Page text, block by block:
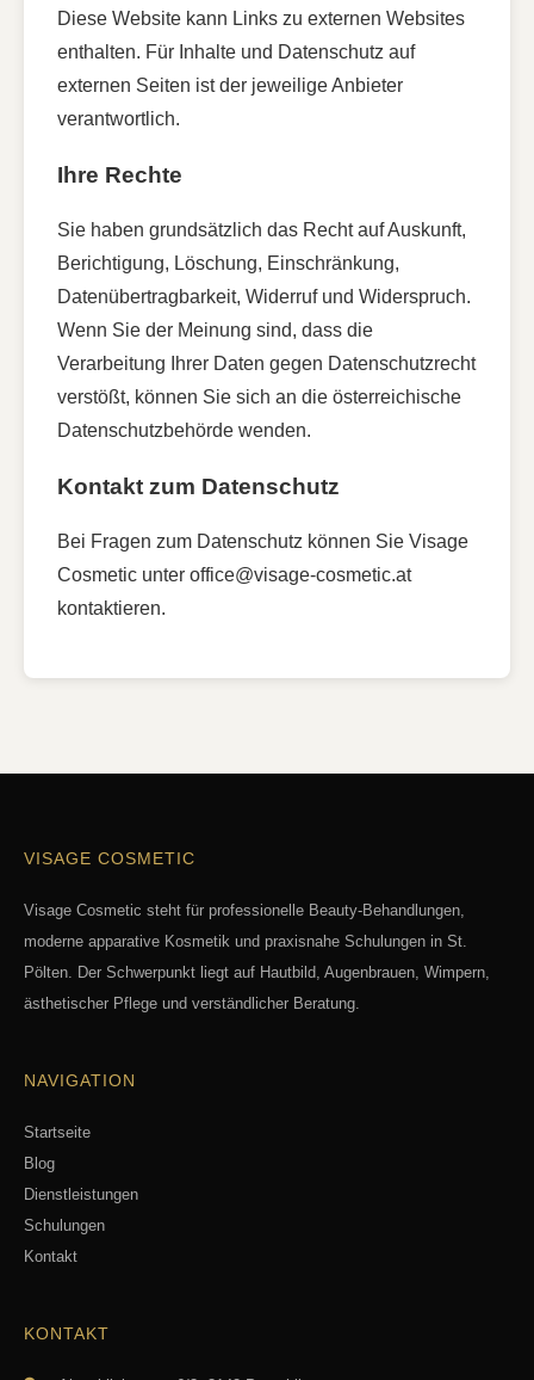
Diese Website kann Links zu externen Websites
enthalten. Für Inhalte und Datenschutz auf
externen Seiten ist der jeweilige Anbieter
verantwortlich.
Ihre Rechte
Sie haben grundsätzlich das Recht auf Auskunft,
Berichtigung, Löschung, Einschränkung,
Datenübertragbarkeit, Widerruf und Widerspruch.
Wenn Sie der Meinung sind, dass die
Verarbeitung Ihrer Daten gegen Datenschutzrecht
verstößt, können Sie sich an die österreichische
Datenschutzbehörde wenden.
Kontakt zum Datenschutz
Bei Fragen zum Datenschutz können Sie Visage
Cosmetic unter office@visage-cosmetic.at
kontaktieren.
VISAGE COSMETIC
Visage Cosmetic steht für professionelle Beauty-Behandlungen,
moderne apparative Kosmetik und praxisnahe Schulungen in St.
Pölten. Der Schwerpunkt liegt auf Hautbild, Augenbrauen, Wimpern,
ästhetischer Pflege und verständlicher Beratung.
NAVIGATION
Startseite
Blog
Dienstleistungen
Schulungen
Kontakt
KONTAKT